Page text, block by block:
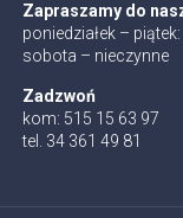
Zapraszamy do
poniedziałek –
sobota – nieczynne
Zadzwoń
kom: 515 15 63 97
tel. 34 361 49 81